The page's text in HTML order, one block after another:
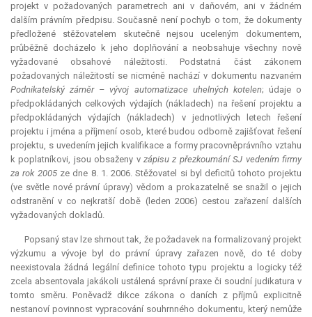
projekt v požadovaných parametrech ani v daňovém, ani v žádném
dalším právním předpisu. Současně není pochyb o tom, že dokumenty
předložené stěžovatelem skutečně nejsou uceleným dokumentem,
průběžně docházelo k jeho doplňování a neobsahuje všechny nově
vyžadované obsahové náležitosti. Podstatná část zákonem
požadovaných náležitostí se nicméně nachází v dokumentu nazvaném
Podnikatelský záměr – vývoj automatizace uhelných kotelen; údaje o
předpokládaných celkových výdajích (nákladech) na řešení projektu a
předpokládaných výdajích (nákladech) v jednotlivých letech řešení
projektu i jména a příjmení osob, které budou odborně zajišťovat řešení
projektu, s uvedením jejich kvalifikace a formy pracovněprávního vztahu
k poplatníkovi, jsou obsaženy v zápisu z přezkoumání SJ vedením firmy
za rok 2005 ze dne 8. 1. 2006. Stěžovatel si byl deficitů tohoto projektu
(ve světle nové právní úpravy) vědom a prokazatelně se snažil o jejich
odstranění v co nejkratší době (leden 2006) cestou zařazení dalších
vyžadovaných dokladů.
Popsaný stav lze shrnout tak, že požadavek na formalizovaný projekt
výzkumu a vývoje byl do právní úpravy zařazen nově, do té doby
neexistovala žádná legální definice tohoto typu projektu a logicky též
zcela absentovala jakákoli ustálená správní praxe či soudníjudikatura v
tomto směru. Poněvadž dikce zákona o daních z příjmů explicitně
nestanoví povinnost vypracování souhrnného dokumentu, který nemůže